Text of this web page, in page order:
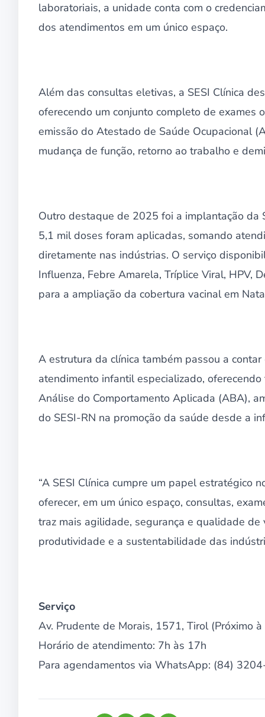
laboratoriais, a unidade conta com o
dos atendimentos em um único espaço.
Além das consultas eletivas, a SESI Clínica
oferecendo um conjunto completo de
emissão do Atestado de Saúde Ocupacional
mudança de função, retorno ao trabalho e
Outro destaque de 2025 foi a implantação da
5,1 mil doses foram aplicadas, somando
diretamente nas indústrias. O serviço
Influenza, Febre Amarela, Tríplice Viral, HPV,
para a ampliação da cobertura vacinal em
A estrutura da clínica também passou a
atendimento infantil especializado,
Análise do Comportamento Aplicada (ABA),
do SESI-RN na promoção da saúde desde a
“A SESI Clínica cumpre um papel estratégico
oferecer, em um único espaço, consultas,
traz mais agilidade, segurança e qualidade
produtividade e a sustentabilidade das
Serviço
Av. Prudente de Morais, 1571, Tirol (Próximo
Horário de atendimento: 7h às 17h
Para agendamentos via WhatsApp: (84)